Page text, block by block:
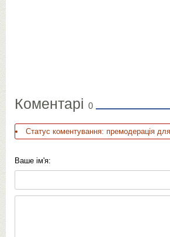
Коментарі 0
Статус коментування: премодерація для
Ваше ім'я: